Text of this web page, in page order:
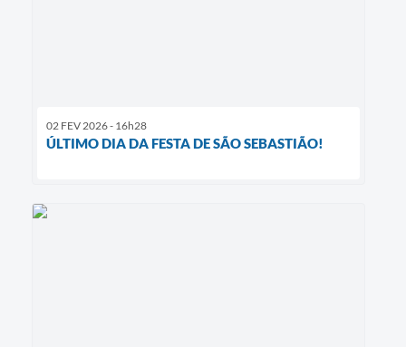
02 FEV 2026 - 16h28
ÚLTIMO DIA DA FESTA DE SÃO SEBASTIÃO!